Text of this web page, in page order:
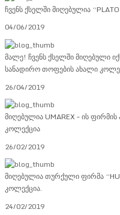
ჩვენს ქსელში მიღებულია
04/06/2019
მალე! ჩვენს ქსელში მიღებული
სანადირო თოფების ახალი
26/04/2019
მიღებულია UMAREX – ის
კოლექცია
26/02/2019
მიღებულია თურქული ფირმა
კოლექცია.
24/02/2019